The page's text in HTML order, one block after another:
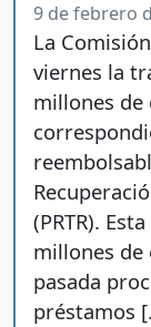
9 de febrero
La
viernes la
millones de
(PRTR).
millones de
pasada
préstamos